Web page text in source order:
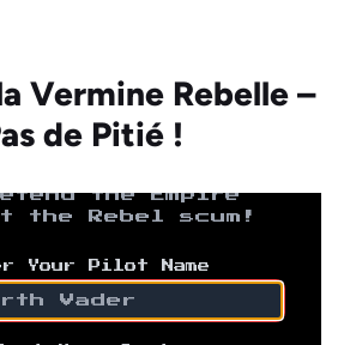
Vermine Rebelle –
de Pitié !